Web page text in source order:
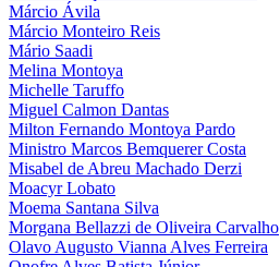
Márcio Ávila
Márcio Monteiro Reis
Mário Saadi
Melina Montoya
Michelle Taruffo
Miguel Calmon Dantas
Milton Fernando Montoya Pardo
Ministro Marcos Bemquerer Costa
Misabel de Abreu Machado Derzi
Moacyr Lobato
Moema Santana Silva
Morgana Bellazzi de Oliveira Carvalho
Olavo Augusto Vianna Alves Ferreira